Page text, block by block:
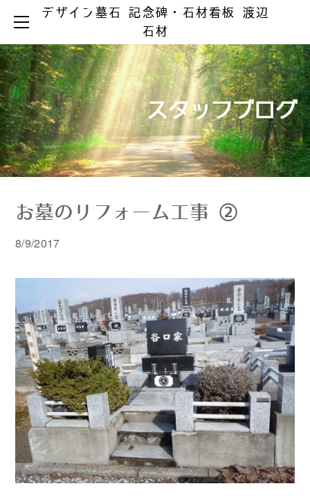
デザイン墓石 記念碑・石材看板 渡辺
石材
スタッフブログ
お墓のリフォーム工事 ②
8/9/2017
HOME
お墓ができるまで
お墓の知識
お手入れとマナー
製品ラインアップ
デザイン墓石
和型墓石
洋型・和洋型墓石
彫刻・石材看板
お墓のリフォーム
リフォーム事例集
器具の取替え
文字の色入れ
メジ補修・積替え
クリーニング
墓 誌
墓じまい
納骨の仕方
会社案内
霊園情報
お問い合わせ